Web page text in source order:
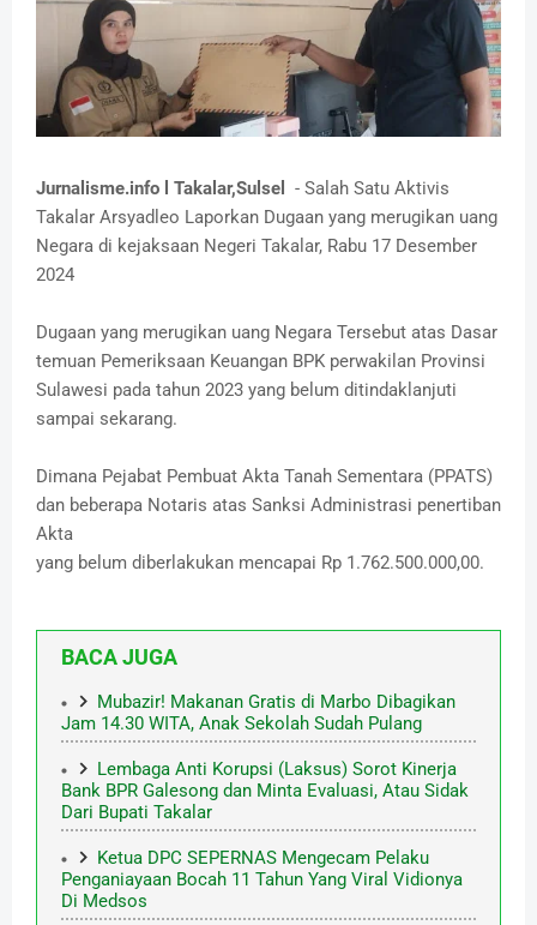
Jurnalisme.info l Takalar,Sulsel - Salah Satu Aktivis
Takalar Arsyadleo Laporkan Dugaan yang merugikan uang
Negara di kejaksaan Negeri Takalar, Rabu 17 Desember
2024
Dugaan yang merugikan uang Negara Tersebut atas Dasar
temuan Pemeriksaan Keuangan BPK perwakilan Provinsi
Sulawesi pada tahun 2023 yang belum ditindaklanjuti
sampai sekarang.
Dimana Pejabat Pembuat Akta Tanah Sementara (PPATS)
dan beberapa Notaris atas Sanksi Administrasi penertiban
Akta
yang belum diberlakukan mencapai Rp 1.762.500.000,00.
BACA JUGA
Mubazir! Makanan Gratis di Marbo Dibagikan
Jam 14.30 WITA, Anak Sekolah Sudah Pulang
Lembaga Anti Korupsi (Laksus) Sorot Kinerja
Bank BPR Galesong dan Minta Evaluasi, Atau Sidak
Dari Bupati Takalar
Ketua DPC SEPERNAS Mengecam Pelaku
Penganiayaan Bocah 11 Tahun Yang Viral Vidionya
Di Medsos